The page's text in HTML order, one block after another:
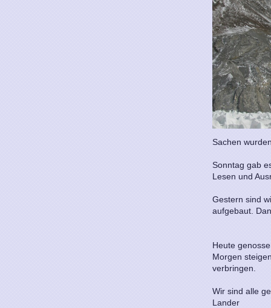
Sachen
Sonntag gab
Lesen und
Gestern sind
aufgebaut.
Heute
Morgen
verbringen.
Wir sind alle
Lander